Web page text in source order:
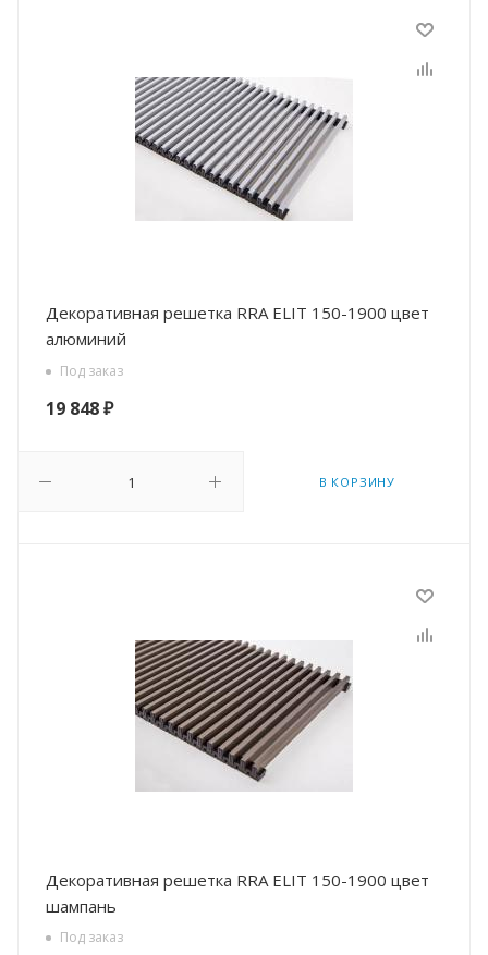
Декоративная решетка RRA ELIT 150-1900 цвет
алюминий
Под заказ
19 848₽
В КОРЗИНУ
Декоративная решетка RRA ELIT 150-1900 цвет
шампань
Под заказ